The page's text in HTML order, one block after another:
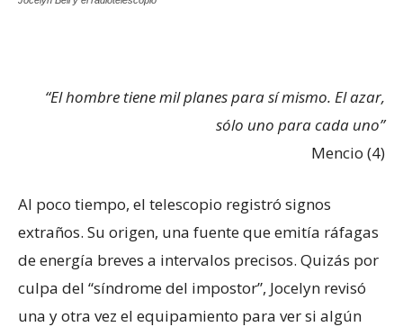
“El hombre tiene mil planes para sí mismo. El azar,
sólo uno para cada uno”
Mencio (4)
Al poco tiempo, el telescopio registró signos
extraños. Su origen, una fuente que emitía ráfagas
de energía breves a intervalos precisos. Quizás por
culpa del “síndrome del impostor”, Jocelyn revisó
una y otra vez el equipamiento para ver si algún